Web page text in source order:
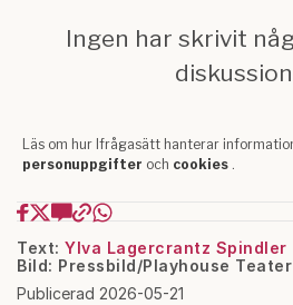
Text: Ylva Lagercrantz Spindler
Bild: Pressbild/Playhouse Teater
Publicerad 2026-05-21